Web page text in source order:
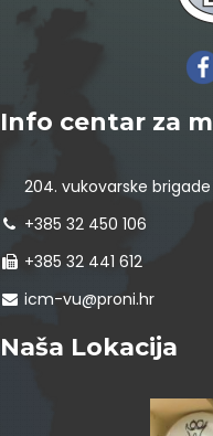
Info centar za
204. vukovarske
+385 32 450 106
+385 32 441 612
icm-vu@proni.hr
Naša Lokacija